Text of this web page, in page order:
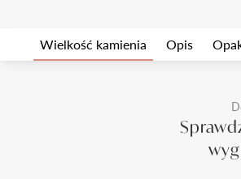
Wielkość kamienia Opis